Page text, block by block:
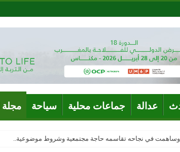
عدالة جماعات محلية سياحة مجلة
وساهمت في نجاحه تقاسمه حاجة مجتمعية وشروط موضوعية..